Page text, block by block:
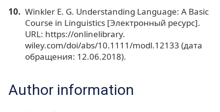
Winkler E. G. Understanding Language: A Basic
Course in Linguistics [Электронный ресурс].
URL: https://onlinelibrary.
wiley.com/doi/abs/10.1111/modl.12133 (дата
обращения: 12.06.2018).
Author information